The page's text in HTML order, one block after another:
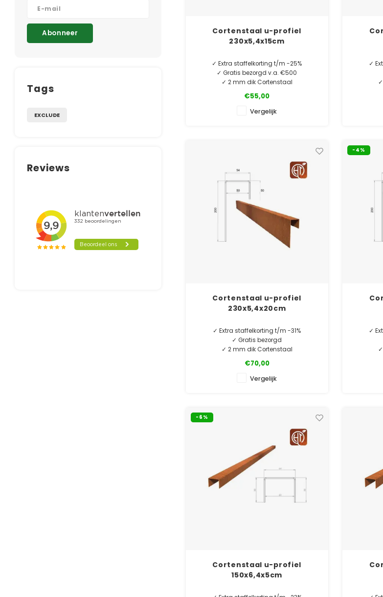
Abonneer
Tags
EXCLUDE
Reviews
Cortenstaal u-profiel
230x5,4x15cm
✓ Extra staffelkorting t/m -25%
✓ Gratis bezorgd v.a. €500
✓ 2 mm dik Cortenstaal
✓ Laagste prijsgarantie
✓ 6 jaar garantie
€55,00
Vergelijk
✓
Cortenstaal u-profiel
230x5,4x20cm
✓ Extra staffelkorting t/m -31%
✓ Gratis bezorgd
✓ 2 mm dik Cortenstaal
MINIMALE AFNAME 5 STUKS.
€70,00
Vergelijk
-4%
✓
-6%
Cortenstaal u-profiel
150x6,4x5cm